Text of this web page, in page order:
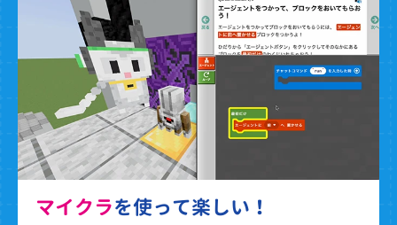
マイクラを使って楽しい！